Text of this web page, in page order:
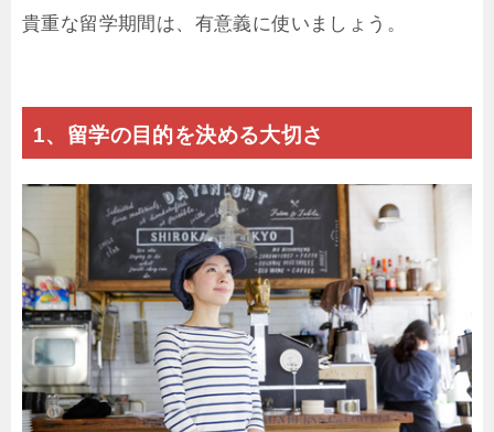
貴重な留学期間は、有意義に使いましょう。
1、留学の目的を決める大切さ